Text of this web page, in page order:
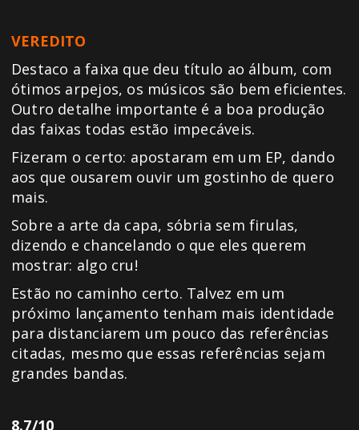
VEREDITO
Destaco a faixa que deu título ao álbum, com
ótimos arpejos, os músicos são bem eficientes.
Outro detalhe importante é a boa produção
das faixas todas estão impecáveis.
Fizeram o certo: apostaram em um EP, dando
aos que ousarem ouvir um gostinho de quero
mais.
Sobre a arte da capa, sóbria sem firulas,
dizendo e chancelando o que eles querem
mostrar: algo cru!
Estão no caminho certo. Talvez em um
próximo lançamento tenham mais identidade
para distanciarem um pouco das referências
citadas, mesmo que essas referências sejam
grandes bandas.
8.7/10